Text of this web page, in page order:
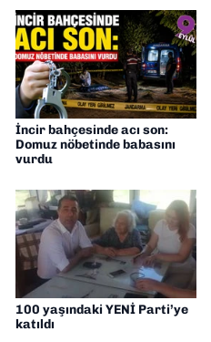
İncir bahçesinde acı son:
Domuz nöbetinde babasını
vurdu
100 yaşındaki YENİ Parti’ye
katıldı